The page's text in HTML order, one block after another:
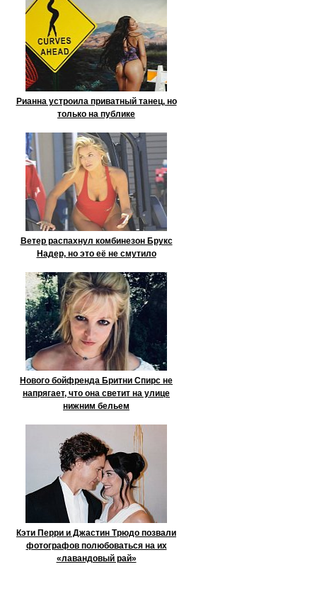
Рианна устроила приватный танец, но
только на публике
Ветер распахнул комбинезон Брукс
Надер, но это её не смутило
Нового бойфренда Бритни Спирс не
напрягает, что она светит на улице
нижним бельем
Кэти Перри и Джастин Трюдо позвали
фотографов полюбоваться на их
«лавандовый рай»